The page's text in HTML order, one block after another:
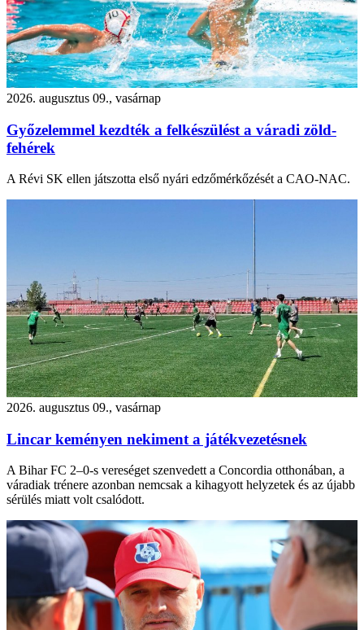
2026. augusztus 09., vasárnap
Győzelemmel kezdték a felkészülést a váradi zöld-
fehérek
A Révi SK ellen játszotta első nyári edzőmérkőzését a CAO-NAC.
2026. augusztus 09., vasárnap
Lincar keményen nekiment a játékvezetésnek
A Bihar FC 2–0-s vereséget szenvedett a Concordia otthonában, a
váradiak trénere azonban nemcsak a kihagyott helyzetek és az újabb
sérülés miatt volt csalódott.